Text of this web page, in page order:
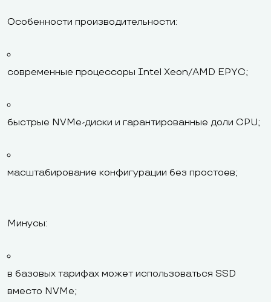
Особенности производительности:
современные процессоры Intel Xeon/AMD EPYC;
быстрые NVMe-диски и гарантированные доли CPU;
масштабирование конфигурации без простоев;
Минусы:
в базовых тарифах может использоваться SSD
вместо NVMe;